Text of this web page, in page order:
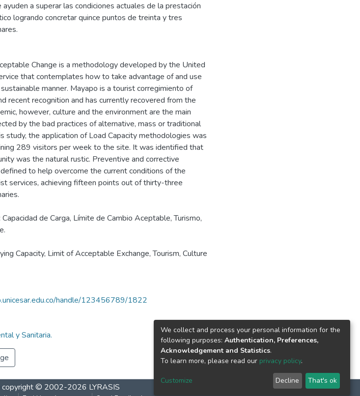
a superar las condiciones actuales de la prestación
logrando concretar quince puntos de treinta y tres
Change is a methodology developed by the United
that contemplates how to take advantage of and use
manner. Mayapo is a tourist corregimiento of
recent recognition and has currently recovered from the
however, culture and the environment are the main
by the bad practices of alternative, mass or traditional
study, the application of Load Capacity methodologies was
289 visitors per week to the site. It was identified that
was the natural rustic. Preventive and corrective
to help overcome the current conditions of the
services, achieving fifteen points out of thirty-three
de Carga, Límite de Cambio Aceptable, Turismo,
Capacity, Limit of Acceptable Exchange, Tourism, Culture
handle/123456789/1822
y Sanitaria.
copyright © 2002-2026 LYRASIS
We collect and process your personal information for the
following purposes: Authentication, Preferences,
Acknowledgement and Statistics.
To learn more, please read our privacy policy.
Customize Decline That's ok